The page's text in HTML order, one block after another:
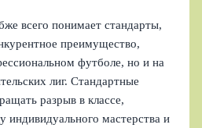
всего понимает стандарты,
преимущество,
футболе, но и на
лиг. Стандартные
разрыв в классе,
индивидуального мастерства и